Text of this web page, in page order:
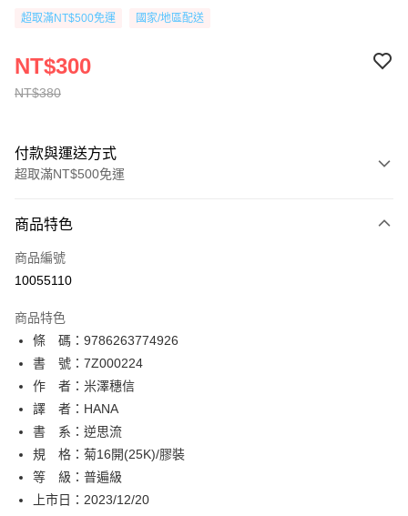
超取滿NT$500免運 國家/地區配送
NT$380
NT$300
付款與運送方式
超取滿NT$500免運
信用卡一次付款
超商取貨付款
相關說明
【關於「AFTEE先享後付」】
AFTEE先享後付是「在收到商品之後才付款」的支付方式。 讓您購物簡單
便利好安心！
１．簡單：不需註冊會員、不需綁卡、不需儲值。
２．便利：只要手機號碼，簡訊認證，即可結帳。
３．安心：先確認商品／服務後，再付款。
【「AFTEE先享後付」結帳流程】
１．於結帳方式選擇「AFTEE先享後付」後，將跳轉至「AFTEE先享後付」
結帳頁面，進行簡訊認證並確認金額後，即可完成結帳。
２．訂單成立數日內，您將收到繳費通知簡訊。
ATM付款
運送方式
全家取貨付款
每筆NT$80，滿NT$500(含以上)免運費
付款後全家取貨
商品特色
商品編號
10055110
商品特色
條 碼：9786263774926
書 號：7Z000224
作 者：米澤穗信
譯 者：HANA
書 系：逆思流
規 格：菊16開(25K)/膠裝
等 級：普遍級
上市日：2023/12/20